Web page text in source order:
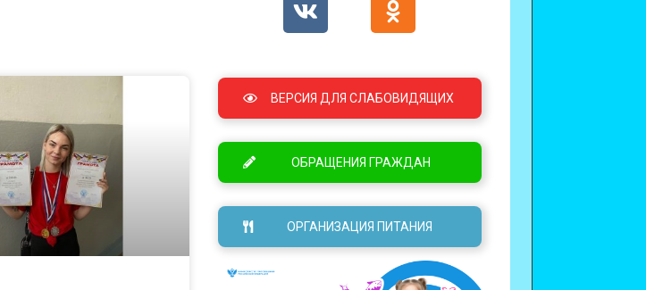
ВЕРСИЯ ДЛЯ СЛАБОВИДЯЩИХ
ОБРАЩЕНИЯ ГРАЖДАН
ОРГАНИЗАЦИЯ ПИТАНИЯ